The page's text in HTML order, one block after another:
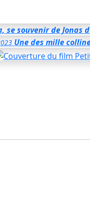
se souvenirde Jonas
Une des mille